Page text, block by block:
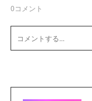
0コメント